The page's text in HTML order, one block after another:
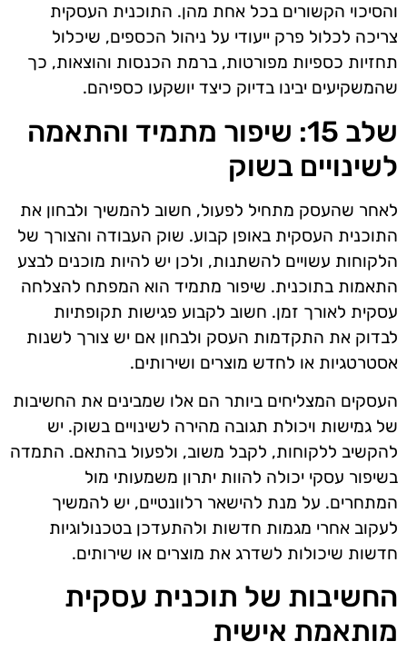
והסיכוי הקשורים בכל אחת מהן. התוכנית העסקית
צריכה לכלול פרק ייעודי על ניהול הכספים, שיכלול
תחזיות כספיות מפורטות, ברמת הכנסות והוצאות, כך
שהמשקיעים יבינו בדיוק כיצד יושקעו כספיהם.
שלב 15: שיפור מתמיד והתאמה
לשינויים בשוק
לאחר שהעסק מתחיל לפעול, חשוב להמשיך ולבחון את
התוכנית העסקית באופן קבוע. שוק העבודה והצורך של
הלקוחות עשויים להשתנות, ולכן יש להיות מוכנים לבצע
התאמות בתוכנית. שיפור מתמיד הוא המפתח להצלחה
עסקית לאורך זמן. חשוב לקבוע פגישות תקופתיות
לבדוק את התקדמות העסק ולבחון אם יש צורך לשנות
אסטרטגיות או לחדש מוצרים ושירותים.
העסקים המצליחים ביותר הם אלו שמבינים את החשיבות
של גמישות ויכולת תגובה מהירה לשינויים בשוק. יש
להקשיב ללקוחות, לקבל משוב, ולפעול בהתאם. התמדה
בשיפור עסקי יכולה להוות יתרון משמעותי מול
המתחרים. על מנת להישאר רלוונטיים, יש להמשיך
לעקוב אחרי מגמות חדשות ולהתעדכן בטכנולוגיות
חדשות שיכולות לשדרג את מוצרים או שירותים.
החשיבות של תוכנית עסקית
מותאמת אישית